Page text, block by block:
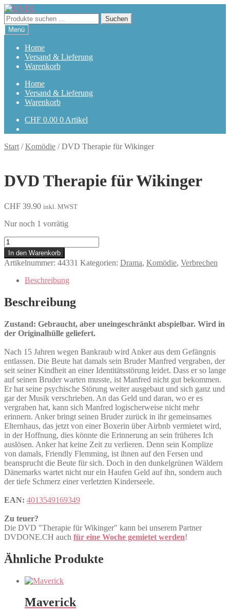
Zur
Navigation
springen
Zum
Inhalt
springen
Suchen
nach:
Suchen
Menü
Home
Versand & Lieferung
Warenkorb
Home
Versand & Lieferung
Warenkorb
CHF 0.00 0 Artikel
Start /Komödie /DVD Therapie für Wikinger
DVD Therapie für Wikinger
CHF 39.90 inkl. MWST
Nur noch 1 vorrätig
Therapie
für
Wikinger
Menge
In den Warenkorb
Artikelnummer: 44331 Kategorien: Drama, Komödie, Verbrechen
Beschreibung
Beschreibung
Zustand: Gebraucht, aber uneingeschränkt abspielbar. Wird in
der Originalhülle geliefert.
Nach 15 Jahren wegen Bankraub wird Anker aus dem Gefängnis
entlassen. Die Beute hat damals sein Bruder Manfred vergraben, der
seit seiner Kindheit an einer Identitätsstörung leidet. Dass er so lange
auf seinen Bruder warten musste, ist Manfred nicht gut bekommen.
Er hat seine psychische Störung weiter ausgebaut und sich ganz und
gar der Musik verschrieben. An das Geld und daran, wo er es
vergraben hat, kann sich Manfred logischerweise nicht mehr
erinnern. Anker bringt seinen Bruder zurück in ihr gemeinsames
Elternhaus, das jetzt von einer Boxerin über Airbnb vermietet wird,
in der Hoffnung, dies könnte die Erinnerung an sein früheres Ich
auslösen. Anker hat keine Zeit zu verlieren. Denn sein Komplize
von damals, Friendly Flemming, ist ihnen auf den Fersen und
beansprucht die Beute für sich. Doch in den dunkelgrünen Wäldern
Dänemarks wartet nicht nur ein Haufen Geld auf ihn, sondern auch
der tiefe Schmerz einer verletzten Kinderseele.
EAN: 4013549169349
Zu teuer?
Die DVD "Therapie für Wikinger" kann bei unserem Partner
DVDONE.CH auch für eine Woche gemietet werden!
Ähnliche Produkte
Maverick